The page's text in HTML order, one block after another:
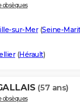
sur-Mer(Seine-
(Hérault)
(57 ans)